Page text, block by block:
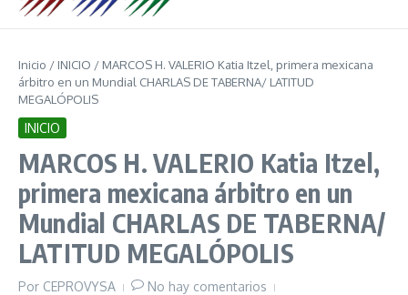
Inicio / INICIO / MARCOS H. VALERIO Katia Itzel, primera mexicana
árbitro en un Mundial CHARLAS DE TABERNA/ LATITUD
MEGALÓPOLIS
INICIO
MARCOS H. VALERIO Katia Itzel,
primera mexicana árbitro en un
Mundial CHARLAS DE TABERNA/
LATITUD MEGALÓPOLIS
Por CEPROVYSA
No hay comentarios